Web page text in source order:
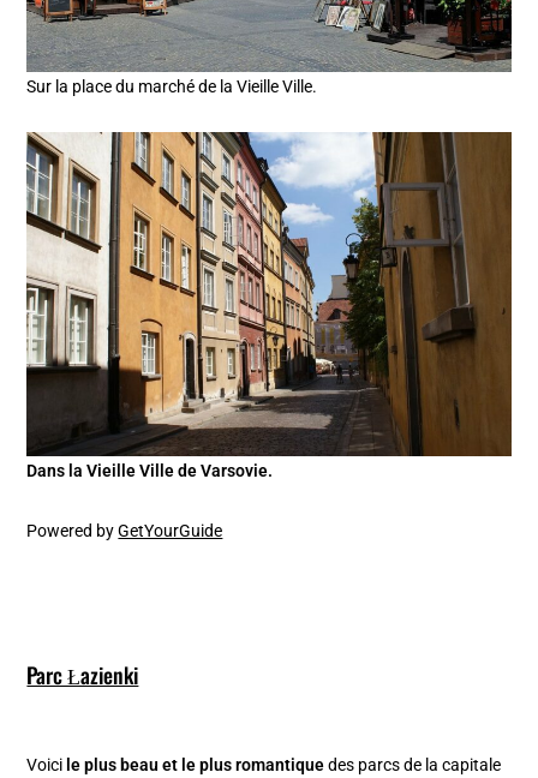
Sur la place du marché de la Vieille Ville.
Dans la Vieille Ville de Varsovie.
Powered byGetYourGuide
Parc Łazienki
Voici le plus beau et le plus romantiquedes parcs de la capitale